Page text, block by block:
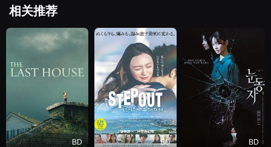
相关推荐
BD BD BD